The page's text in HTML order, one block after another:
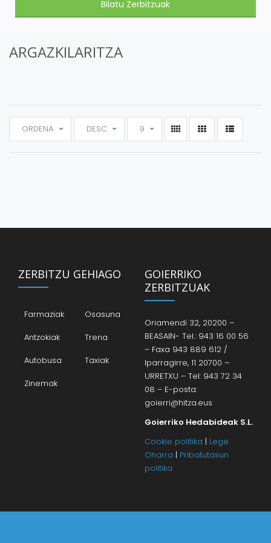
ARGAZKILARITZA
ORDENA DESC 9
ZERBITZU GEHIAGO
Farmaziak
Osasuna
Antzokiak
Trena
Autobusa
Taxiak
Zinemak
GOIERRIKO
ZERBITZUAK
Oriamendi 32, 20200 –
BEASAIN- Tel.: 943 16 00 56
– Faxa 943 889 612 /
Iparragirre, 11 20700 –
URRETXU – Tel: 943 72 34
08 – E-posta:
goierri@hitza.eus
Goierriko Hedabideak S.L.
Cookie politika | Lege
Oharra | Pribatutasun
politika